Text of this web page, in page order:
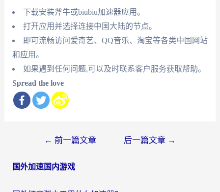
下载安装斧牛或biubiu加速器应用。
打开应用并选择连接中国大陆的节点。
即可流畅访问爱奇艺、QQ音乐、淘宝等各类中国网站
和应用。
如果遇到任何问题,可以及时联系客户服务获取帮助。
Spread the love
导
← 前一篇文章 后一篇文章 →
国外加速国内游戏